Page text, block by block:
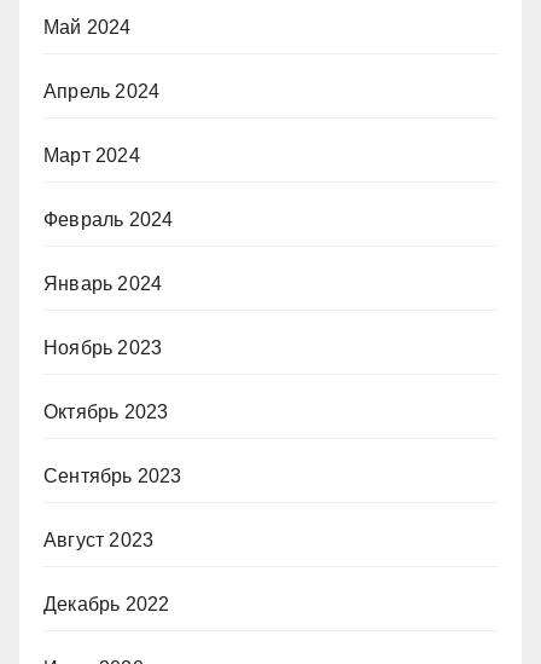
Май 2024
Апрель 2024
Март 2024
Февраль 2024
Январь 2024
Ноябрь 2023
Октябрь 2023
Сентябрь 2023
Август 2023
Декабрь 2022